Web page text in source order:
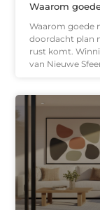
Waarom
Waarom goede
doordacht plan
rust komt.
van Nieuwe